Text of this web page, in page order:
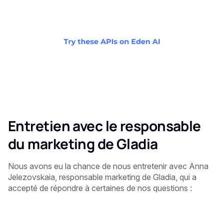
Entretien avec le responsable
du marketing de Gladia
Nous avons eu la chance de nous entretenir avec Anna
Jelezovskaia, responsable marketing de Gladia, qui a
accepté de répondre à certaines de nos questions :